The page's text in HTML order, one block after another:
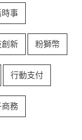
時事
新 粉獅幣
行動支付
商務